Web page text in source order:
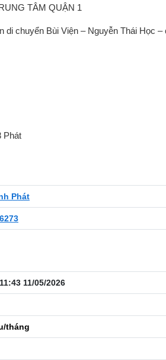
TÂM QUẬN 1
di chuyển Bùi Viện – Nguyễn Thái Học –
Phát
Phát
11/05/2026
tháng